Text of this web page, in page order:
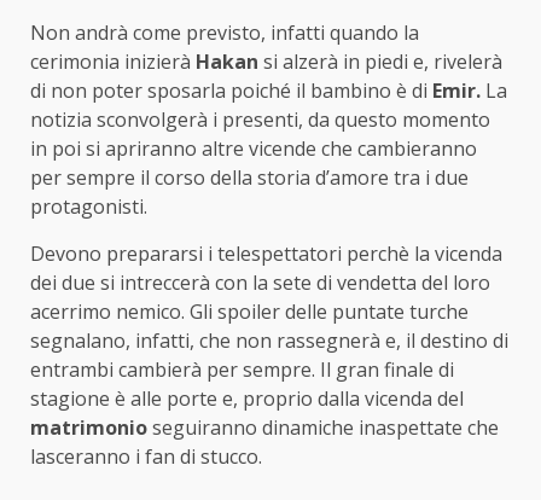
Non andrà come previsto, infatti quando la
cerimonia inizierà Hakan si alzerà in piedi e, rivelerà
di non poter sposarla poiché il bambino è di Emir. La
notizia sconvolgerà i presenti, da questo momento
in poi si apriranno altre vicende che cambieranno
per sempre il corso della storia d’amore tra i due
protagonisti.
Devono prepararsi i telespettatori perchè la vicenda
dei due si intreccerà con la sete di vendetta del loro
acerrimo nemico. Gli spoiler delle puntate turche
segnalano, infatti, che non rassegnerà e, il destino di
entrambi cambierà per sempre. Il gran finale di
stagione è alle porte e, proprio dalla vicenda del
matrimonioseguiranno dinamiche inaspettate che
lasceranno i fan di stucco.